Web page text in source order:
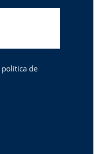
política de